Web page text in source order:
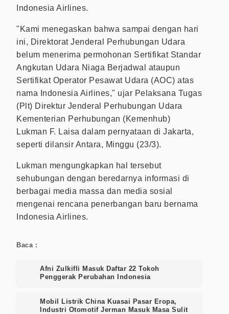
Indonesia Airlines.
"Kami menegaskan bahwa sampai dengan hari
ini, Direktorat Jenderal Perhubungan Udara
belum menerima permohonan Sertifikat Standar
Angkutan Udara Niaga Berjadwal ataupun
Sertifikat Operator Pesawat Udara (AOC) atas
nama Indonesia Airlines," ujar Pelaksana Tugas
(Plt) Direktur Jenderal Perhubungan Udara
Kementerian Perhubungan (Kemenhub)
Lukman F. Laisa dalam pernyataan di Jakarta,
seperti dilansir Antara, Minggu (23/3).
Lukman mengungkapkan hal tersebut
sehubungan dengan beredarnya informasi di
berbagai media massa dan media sosial
mengenai rencana penerbangan baru bernama
Indonesia Airlines.
Baca :
Afni Zulkifli Masuk Daftar 22 Tokoh
Penggerak Perubahan Indonesia
Mobil Listrik China Kuasai Pasar Eropa,
Industri Otomotif Jerman Masuk Masa Sulit